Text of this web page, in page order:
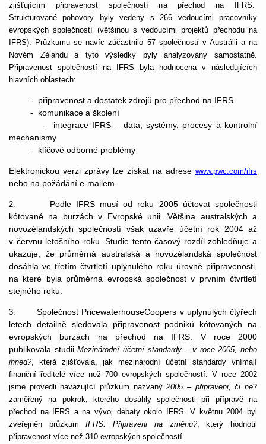
zjišťujícím připravenost společností na přechod na IFRS.
Strukturované pohovory byly vedeny s 266 vedoucími pracovníky
evropských společností (většinou s vedoucími projektů přechodu na
IFRS). Průzkumu se navíc zúčastnilo 57 společností v Austrálii a na
Novém Zélandu a tyto výsledky byly analyzovány samostatně.
Připravenost společností na IFRS byla hodnocena v následujících
hlavních oblastech:
- připravenost a dostatek zdrojů pro přechod na IFRS
- komunikace a školení
- integrace IFRS – data, systémy, procesy a kontrolní
mechanismy
- klíčové odborné problémy
Elektronickou verzi zprávy lze získat na adrese www.pwc.com/ifrs
nebo na požádání e-mailem.
2.
Podle IFRS musí od roku 2005 účtovat společnosti
kótované na burzách v Evropské unii. Většina australských a
novozélandských společností však uzavře účetní rok 2004 až
v červnu letošního roku. Studie tento časový rozdíl zohledňuje a
ukazuje, že průměrná australská a novozélandská společnost
dosáhla ve třetím čtvrtletí uplynulého roku úrovně připravenosti,
na které byla průměrná evropská společnost v prvním čtvrtletí
stejného roku.
3.
Společnost PricewaterhouseCoopers v uplynulých čtyřech
letech detailně sledovala připravenost podniků kótovaných na
evropských burzách na přechod na IFRS. V roce 2000
publikovala studiiMezinárodní účetní standardy – v roce 2005, nebo
ihned?, která zjišťovala, jak mezinárodní účetní standardy vnímají
finanční ředitelé více než 700 evropských společností. V roce 2002
jsme provedli navazující průzkum nazvaný2005 – připraveni, či ne?
zaměřený na pokrok, kterého dosáhly společnosti při přípravě na
přechod na IFRS a na vývoj debaty okolo IFRS. V květnu 2004 byl
zveřejněn průzkumIFRS: Připraveni na změnu?, který hodnotil
připravenost více než 310 evropských společností.